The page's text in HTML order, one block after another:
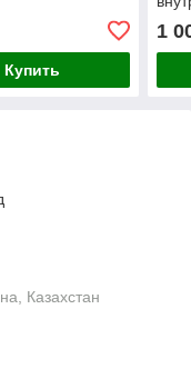
Купить
1
Казахстан